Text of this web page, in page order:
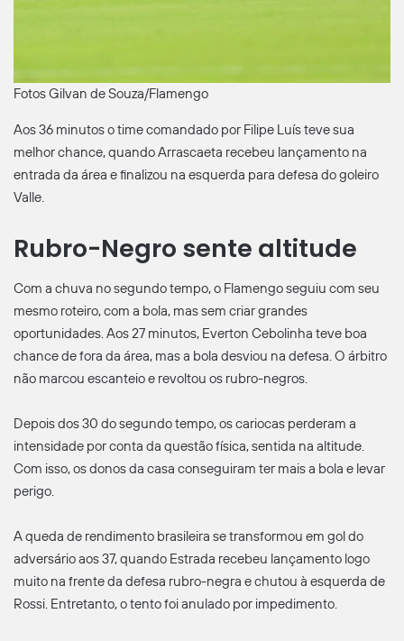
Fotos Gilvan de Souza/Flamengo
Aos 36 minutos o time comandado por Filipe Luís teve sua
melhor chance, quando Arrascaeta recebeu lançamento na
entrada da área e finalizou na esquerda para defesa do goleiro
Valle.
Rubro-Negro sente altitude
Com a chuva no segundo tempo, o Flamengo seguiu com seu
mesmo roteiro, com a bola, mas sem criar grandes
oportunidades. Aos 27 minutos, Everton Cebolinha teve boa
chance de fora da área, mas a bola desviou na defesa. O árbitro
não marcou escanteio e revoltou os rubro-negros.
Depois dos 30 do segundo tempo, os cariocas perderam a
intensidade por conta da questão física, sentida na altitude.
Com isso, os donos da casa conseguiram ter mais a bola e levar
perigo.
A queda de rendimento brasileira se transformou em gol do
adversário aos 37, quando Estrada recebeu lançamento logo
muito na frente da defesa rubro-negra e chutou à esquerda de
Rossi. Entretanto, o tento foi anulado por impedimento.